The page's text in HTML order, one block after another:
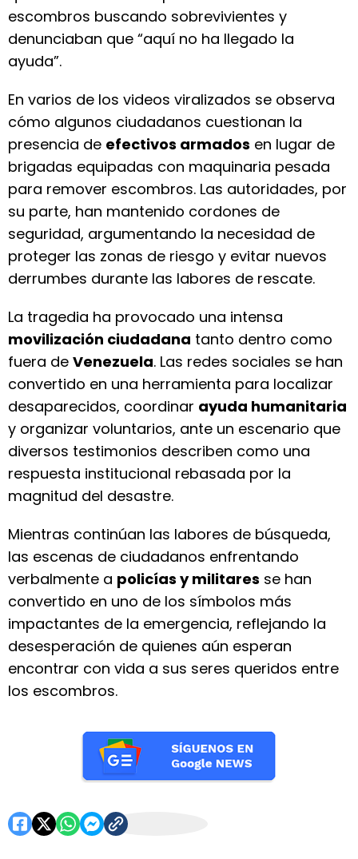
escombros buscando sobrevivientes y
denunciaban que “aquí no ha llegado la
ayuda”.
En varios de los videos viralizados se observa
cómo algunos ciudadanos cuestionan la
presencia de efectivos armados en lugar de
brigadas equipadas con maquinaria pesada
para remover escombros. Las autoridades, por
su parte, han mantenido cordones de
seguridad, argumentando la necesidad de
proteger las zonas de riesgo y evitar nuevos
derrumbes durante las labores de rescate.
La tragedia ha provocado una intensa
movilización ciudadana tanto dentro como
fuera de Venezuela. Las redes sociales se han
convertido en una herramienta para localizar
desaparecidos, coordinar ayuda humanitaria
y organizar voluntarios, ante un escenario que
diversos testimonios describen como una
respuesta institucional rebasada por la
magnitud del desastre.
Mientras continúan las labores de búsqueda,
las escenas de ciudadanos enfrentando
verbalmente a policías y militares se han
convertido en uno de los símbolos más
impactantes de la emergencia, reflejando la
desesperación de quienes aún esperan
encontrar con vida a sus seres queridos entre
los escombros.